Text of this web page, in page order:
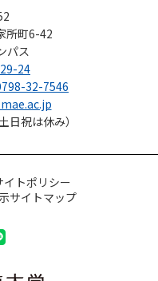
所町6-42
パス
24
32-7546
日祝は休み）
イトポリシー
サイトマップ